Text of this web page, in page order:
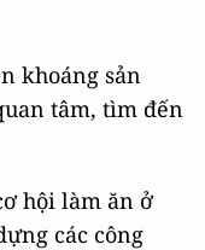
khoáng sản
tâm, tìm đến
hội làm ăn ở
các công